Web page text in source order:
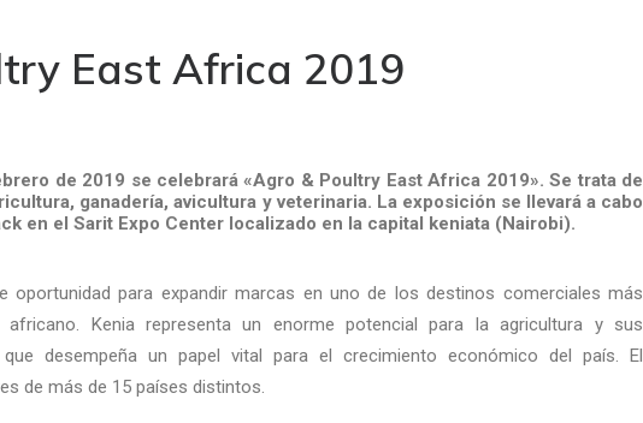
East Africa 2019
de 2019 se celebrará «Agro & Poultry East Africa 2019». Se trata de
ganadería, avicultura y veterinaria. La exposición se llevará a cabo
en el Sarit Expo Center localizado en la capital keniata (Nairobi).
oportunidad para expandir marcas en uno de los destinos comerciales más
Kenia representa un enorme potencial para la agricultura y sus
desempeña un papel vital para el crecimiento económico del país. El
de más de 15 países distintos.